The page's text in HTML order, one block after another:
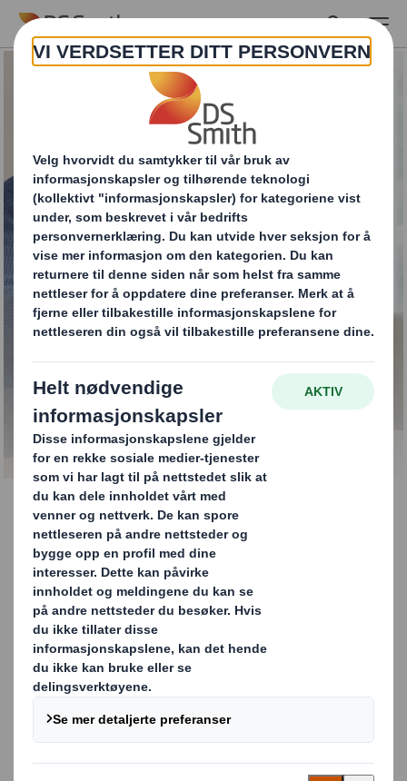
Skip to main content
Netthandel
KONTAKT OSS
Netthandelsemballasje
Vi fjerner luften fra netthandelen! Med rett
emballasjeløsning minsker vi unødig luft på veiene og
hjelper deg med å tilpasse din netthandel til den
sirkulære økonomien.
I bildespillet til høyre ser du eksempler på bærekraftige
netthandelsløsninger som vi har utviklet.